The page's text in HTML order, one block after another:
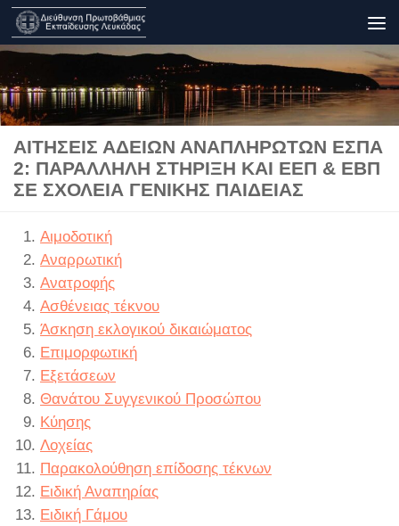
Skip to content
ΑΙΤΉΣΕΙΣ ΑΔΕΙΏΝ ΑΝΑΠΛΗΡΩΤΏΝ ΕΣΠΑ
2: ΠΑΡΆΛΛΗΛΗ ΣΤΉΡΙΞΗ ΚΑΙ ΕΕΠ & ΕΒΠ
ΣΕ ΣΧΟΛΕΊΑ ΓΕΝΙΚΉΣ ΠΑΙΔΕΊΑΣ
Αιμοδοτική
Αναρρωτική
Ανατροφής
Ασθένειας τέκνου
Άσκηση εκλογικού δικαιώματος
Επιμορφωτική
Εξετάσεων
Θανάτου Συγγενικού Προσώπου
Κύησης
Λοχείας
Παρακολούθηση επίδοσης τέκνων
Ειδική Αναπηρίας
Ειδική Γάμου